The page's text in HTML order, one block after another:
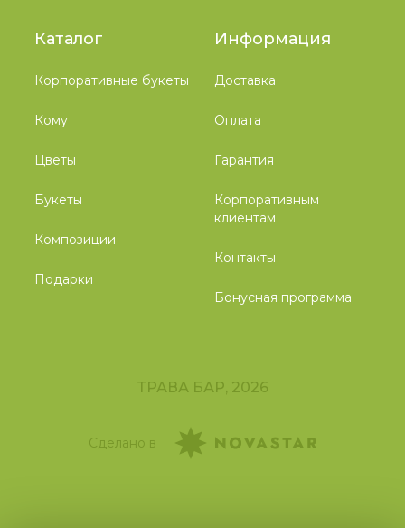
Каталог
Корпоративные букеты
Кому
Цветы
Букеты
Композиции
Подарки
Информация
Доставка
Оплата
Гарантия
Корпоративным
клиентам
Контакты
Бонусная программа
ТРАВА БАР, 2026
Сделано в